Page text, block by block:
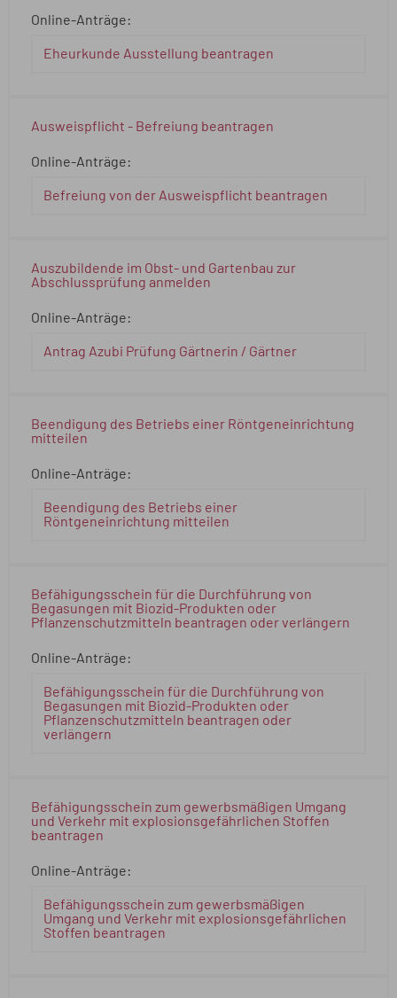
Online-Anträge:
Eheurkunde Ausstellung beantragen
Ausweispflicht - Befreiung beantragen
Online-Anträge:
Befreiung von der Ausweispflicht beantragen
Auszubildende im Obst- und Gartenbau zur
Abschlussprüfung anmelden
Online-Anträge:
Antrag Azubi Prüfung Gärtnerin / Gärtner
Beendigung des Betriebs einer Röntgeneinrichtung
mitteilen
Online-Anträge:
Beendigung des Betriebs einer
Röntgeneinrichtung mitteilen
Befähigungsschein für die Durchführung von
Begasungen mit Biozid-Produkten oder
Pflanzenschutzmitteln beantragen oder verlängern
Online-Anträge:
Befähigungsschein für die Durchführung von
Begasungen mit Biozid-Produkten oder
Pflanzenschutzmitteln beantragen oder
verlängern
Befähigungsschein zum gewerbsmäßigen Umgang
und Verkehr mit explosionsgefährlichen Stoffen
beantragen
Online-Anträge:
Befähigungsschein zum gewerbsmäßigen
Umgang und Verkehr mit explosionsgefährlichen
Stoffen beantragen